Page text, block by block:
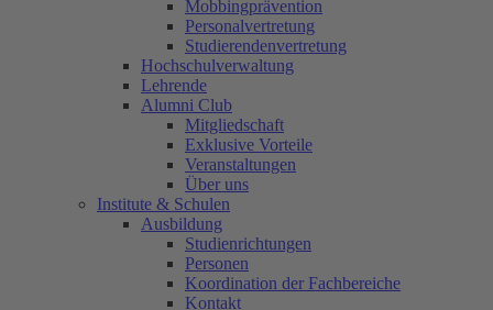
Mobbingprävention
Personalvertretung
Studierendenvertretung
Hochschulverwaltung
Lehrende
Alumni Club
Mitgliedschaft
Exklusive Vorteile
Veranstaltungen
Über uns
Institute & Schulen
Ausbildung
Studienrichtungen
Personen
Koordination der Fachbereiche
Kontakt